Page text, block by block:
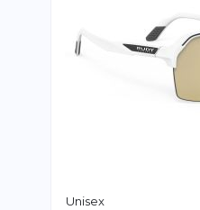
Unisex